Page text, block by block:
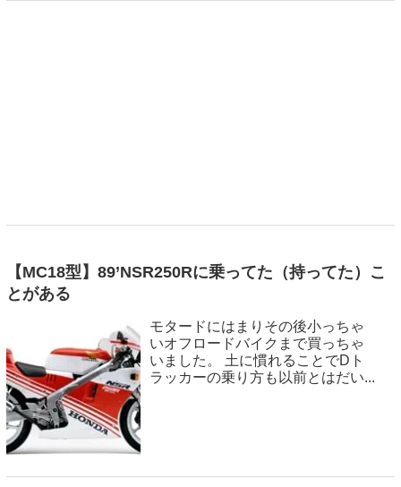
【MC18型】89’NSR250Rに乗ってた（持ってた）こ
とがある
モタードにはまりその後小っちゃ
いオフロードバイクまで買っちゃ
いました。 土に慣れることでDト
ラッカーの乗り方も以前とはだい...